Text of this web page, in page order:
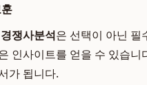
경쟁사분석은 선택이 아닌 필
인사이트를 얻을 수 있습
가 됩니다.